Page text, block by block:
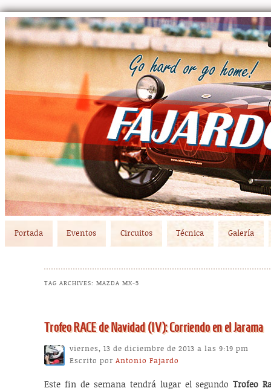
Skip to primary content
Skip to secondary content
Portada Eventos Circuitos Técnica Galería
TAG ARCHIVES:MAZDA MX-5
Trofeo RACE de Navidad (IV): Corriendo en el Jarama
viernes, 13 de diciembre de 2013 a las 9:19 pm
Escrito porAntonio Fajardo
Este fin de semana tendrá lugar el segundoTrofeo